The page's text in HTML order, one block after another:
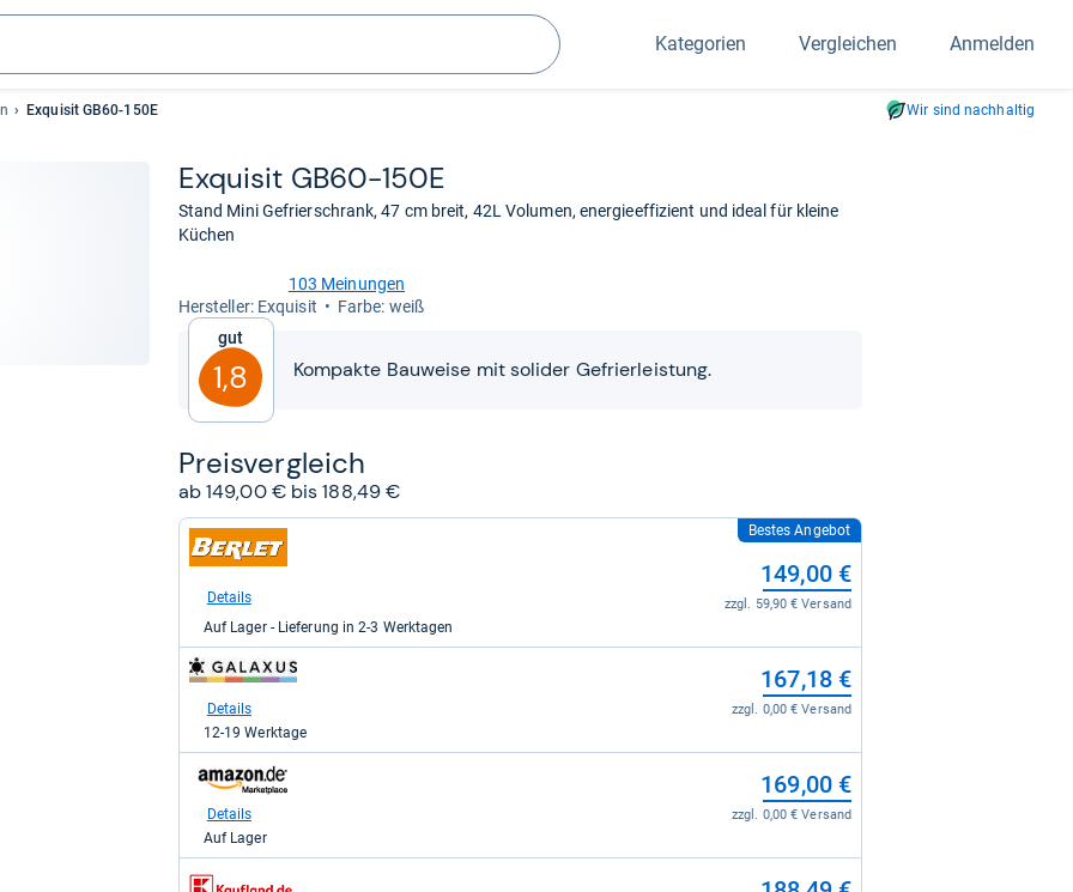
Suchen
Kategorien Vergleichen Anmelden
Exquisit GB60-150E Wir sind nachhaltig
Exqui­sit GB60-​150E
Stand Mini Gefrierschrank, 47 cm breit, 42L Volumen, energieeffizient und ideal für kleine
Küchen
von
Sternen
103 Meinungen
Her­stel­ler: Exquisit
Farbe: weiß
Gut
1,8 Kompakte Bauweise mit solider Gefrierleistung.
Preis­ver­gleich
ab 149,00 € bis 188,49 €
zum
Shop:
Berlet.de
149,00
kaufen.
Bestes Angebot
149,00 €
zzgl. 59,90 € Versand
Details
Auf Lager - Lieferung in 2-3 Werktagen
zum
Shop:
kaufen.
167,18 €
zzgl. 0,00 € Versand
Details
12-19 Werktage
zum
Shop:
für
kaufen.
169,00 €
zzgl. 0,00 € Versand
Details
Auf Lager
zum